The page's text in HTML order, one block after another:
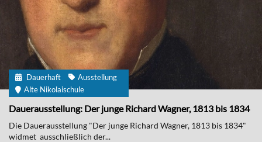
Dauerhaft
Ausstellung
Alte Nikolaischule
Dauerausstellung: Der junge Richard Wagner, 1813 bis 1834
Die Dauerausstellung "Der junge Richard Wagner, 1813 bis 1834"
widmet ausschließlich der...